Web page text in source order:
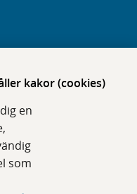
kakor (cookies)
en
som